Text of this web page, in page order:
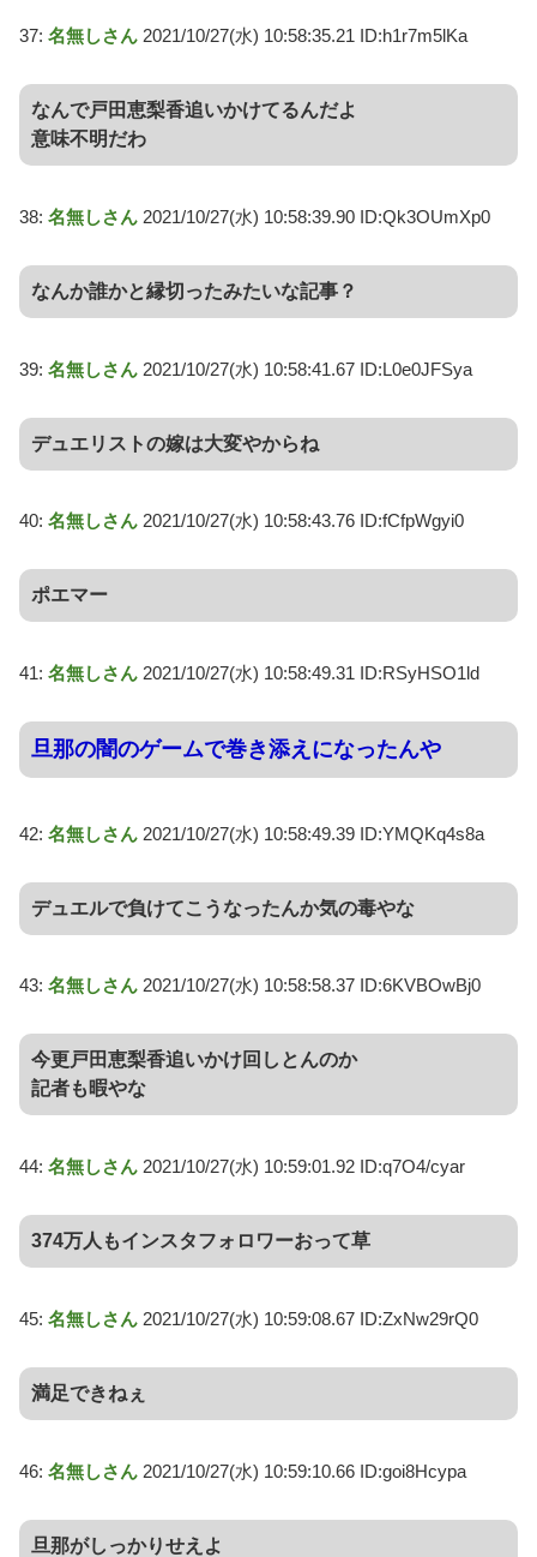
37: 名無しさん 2021/10/27(水) 10:58:35.21 ID:h1r7m5lKa
なんで戸田恵梨香追いかけてるんだよ
意味不明だわ
38: 名無しさん 2021/10/27(水) 10:58:39.90 ID:Qk3OUmXp0
なんか誰かと縁切ったみたいな記事？
39: 名無しさん 2021/10/27(水) 10:58:41.67 ID:L0e0JFSya
デュエリストの嫁は大変やからね
40: 名無しさん 2021/10/27(水) 10:58:43.76 ID:fCfpWgyi0
ポエマー
41: 名無しさん 2021/10/27(水) 10:58:49.31 ID:RSyHSO1ld
旦那の闇のゲームで巻き添えになったんや
42: 名無しさん 2021/10/27(水) 10:58:49.39 ID:YMQKq4s8a
デュエルで負けてこうなったんか気の毒やな
43: 名無しさん 2021/10/27(水) 10:58:58.37 ID:6KVBOwBj0
今更戸田恵梨香追いかけ回しとんのか
記者も暇やな
44: 名無しさん 2021/10/27(水) 10:59:01.92 ID:q7O4/cyar
374万人もインスタフォロワーおって草
45: 名無しさん 2021/10/27(水) 10:59:08.67 ID:ZxNw29rQ0
満足できねぇ
46: 名無しさん 2021/10/27(水) 10:59:10.66 ID:goi8Hcypa
旦那がしっかりせえよ